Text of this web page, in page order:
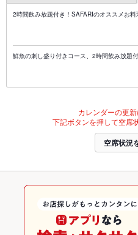
2時間飲み放題付き！SAFARIのオススメお
鮮魚の刺し盛り付きコース、2時間飲み放題
カレンダーの更新
下記ボタンを押して空席
空席状況